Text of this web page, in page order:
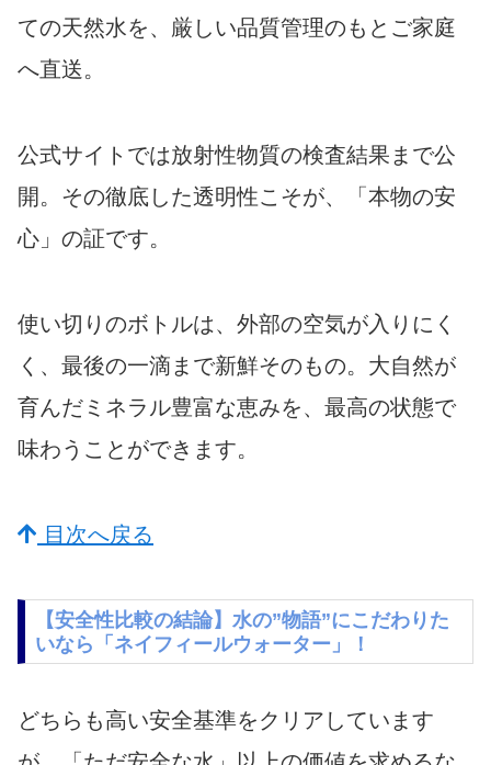
ての天然水を、厳しい品質管理のもとご家庭
へ直送。
公式サイトでは放射性物質の検査結果まで公
開。その徹底した透明性こそが、「本物の安
心」の証です。
使い切りのボトルは、外部の空気が入りにく
く、最後の一滴まで新鮮そのもの。大自然が
育んだミネラル豊富な恵みを、最高の状態で
味わうことができます。
目次へ戻る
【安全性比較の結論】水の”物語”にこだわりた
いなら「ネイフィールウォーター」！
どちらも高い安全基準をクリアしています